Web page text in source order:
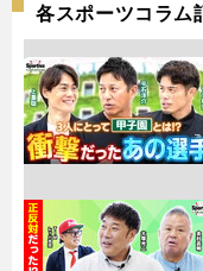
各スポーツコラム